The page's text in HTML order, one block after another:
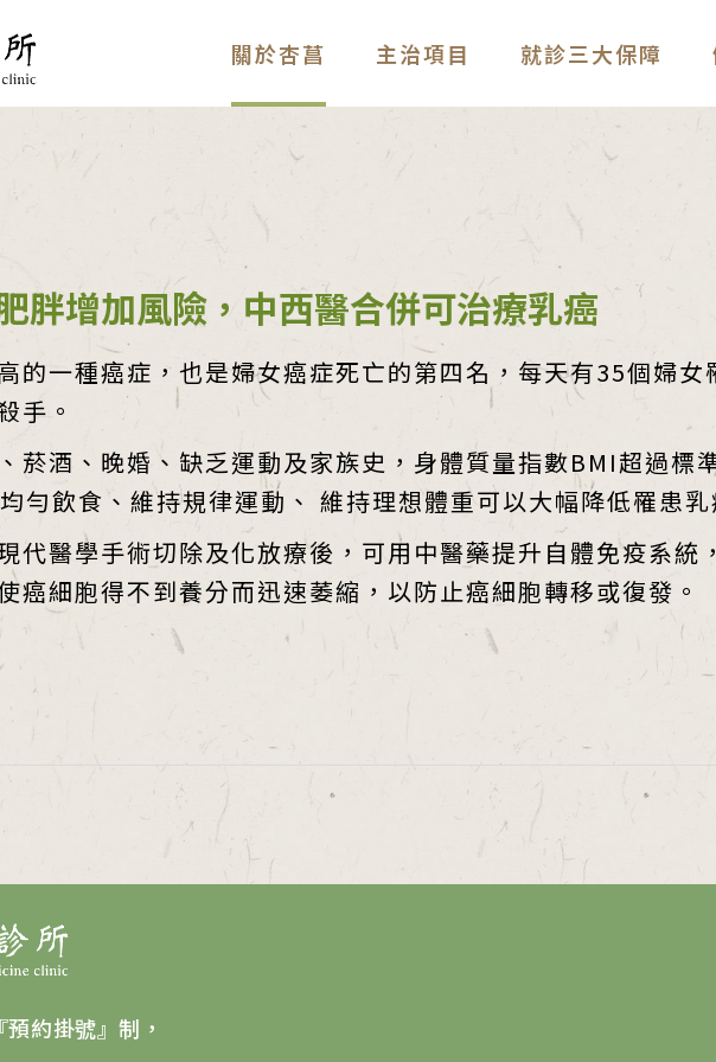
關於杏菖 主治項目 就診三大保障
胖增加風險，中西醫合併可治療乳癌
的一種癌症，也是婦女癌症死亡的第四名，每天有35個婦
手。
菸酒、晚婚、缺乏運動及家族史，身體質量指數BMI超過標
勻飲食、維持規律運動、 維持理想體重可以大幅降低罹患乳
代醫學手術切除及化放療後，可用中醫藥提升自體免疫系統
癌細胞得不到養分而迅速萎縮，以防止癌細胞轉移或復發。
約掛號』制，